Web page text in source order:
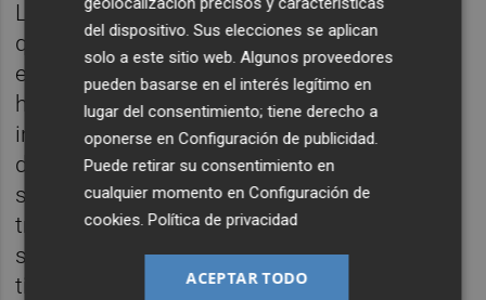
Los efectos políticos de esta situación y de
que incluso ya se hagan chistes sobre ello
en los programas de la tele de denuncia
humorística de la cosa, como si tal cosa,
incumpliendo el código ético de los mismos
de que éstos habían de ser vinculados
siempre a los valencianos, al menos en su
traducción electoral, ya sabemos los que
son. Los que no son, quiero decir. Y, si no se
tiene claro aún, pues esperemos al martes y
del dispositivo. Sus elecciones se aplican
solo a este sitio web. Algunos proveedores
pueden basarse en el interés legítimo en
lugar del consentimiento; tiene derecho a
oponerse enConfiguración de publicidad.
Puede retirar su consentimiento en
cualquier momento enConfiguración de
cookies.Política de privacidad
ACEPTAR TODO